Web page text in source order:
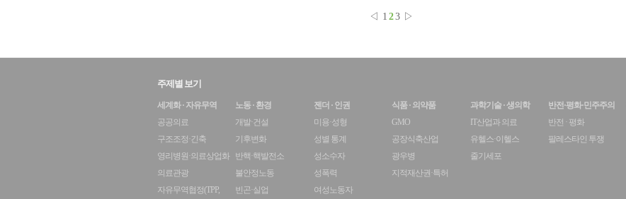
◁ 1 2 3 ▷
주제별 보기
세계화 · 자유무역
공공의료
구조조정·긴축
영리병원·의료상업화
의료관광
자유무역협정(TPP,
노동 · 환경
개발·건설
기후변화
반핵·핵발전소
불안정노동
빈곤·실업
젠더 · 인권
미용·성형
성별 통계
성소수자
성폭력
여성노동자
식품 · 의약품
GMO
공장식축산업
광우병
지적재산권·특허
과학기술 · 생의학
IT산업과 의료
유헬스·이헬스
줄기세포
반전·평화·민주주의
반전 · 평화
팔레스타인 투쟁